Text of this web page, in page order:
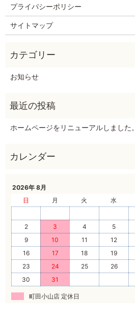
プライバシーポリシー
サイトマップ
お知らせ
ホームページをリニューアルしました。
2026年 8月
日
月 火 水
2
3 4 5
9
10 11 12
16
17 18 19
23
24 25 26
30
31
町田小山店 定休日